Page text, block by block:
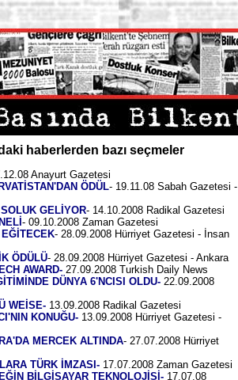
haberlerden bazı seçmeler
Anayurt Gazetesi
ÖDÜL- 19.11.08 Sabah Gazetesi -
GELİYOR- 14.10.2008 Radikal Gazetesi
- 09.10.2008 Zaman Gazetesi
- 28.09.2008 Hürriyet Gazetesi - İnsan
ÖDÜLÜ- 28.09.2008 Hürriyet Gazetesi - Ankara
AWARD- 27.09.2008 Turkish Daily News
DÜNYA 6'NCISI OLDU- 22.09.2008
WEİSE- 13.09.2008 Radikal Gazetesi
KONUĞU- 13.09.2008 Hürriyet Gazetesi -
MERCEK ALTINDA- 27.07.2008 Hürriyet
TÜRK İMZASI- 17.07.2008 Zaman Gazetesi
BİLGİSAYAR TEKNOLOJİSİ- 17.07.08